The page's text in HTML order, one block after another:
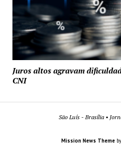
Juros altos agravam
CNI
São Luís - Brasília •
Mission News Theme